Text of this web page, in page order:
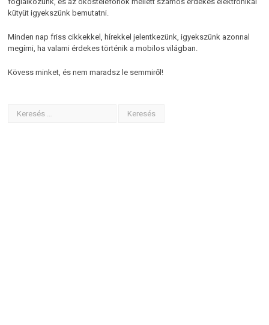
kütyüt igyekszünk bemutatni.
Minden nap friss cikkekkel, hírekkel jelentkezünk, igyekszünk azonnal
megírni, ha valami érdekes történik a mobilos világban.
Kövess minket, és nem maradsz le semmiről!